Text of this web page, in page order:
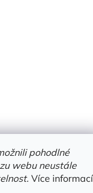
pohodlné
webu neustále
Více informací